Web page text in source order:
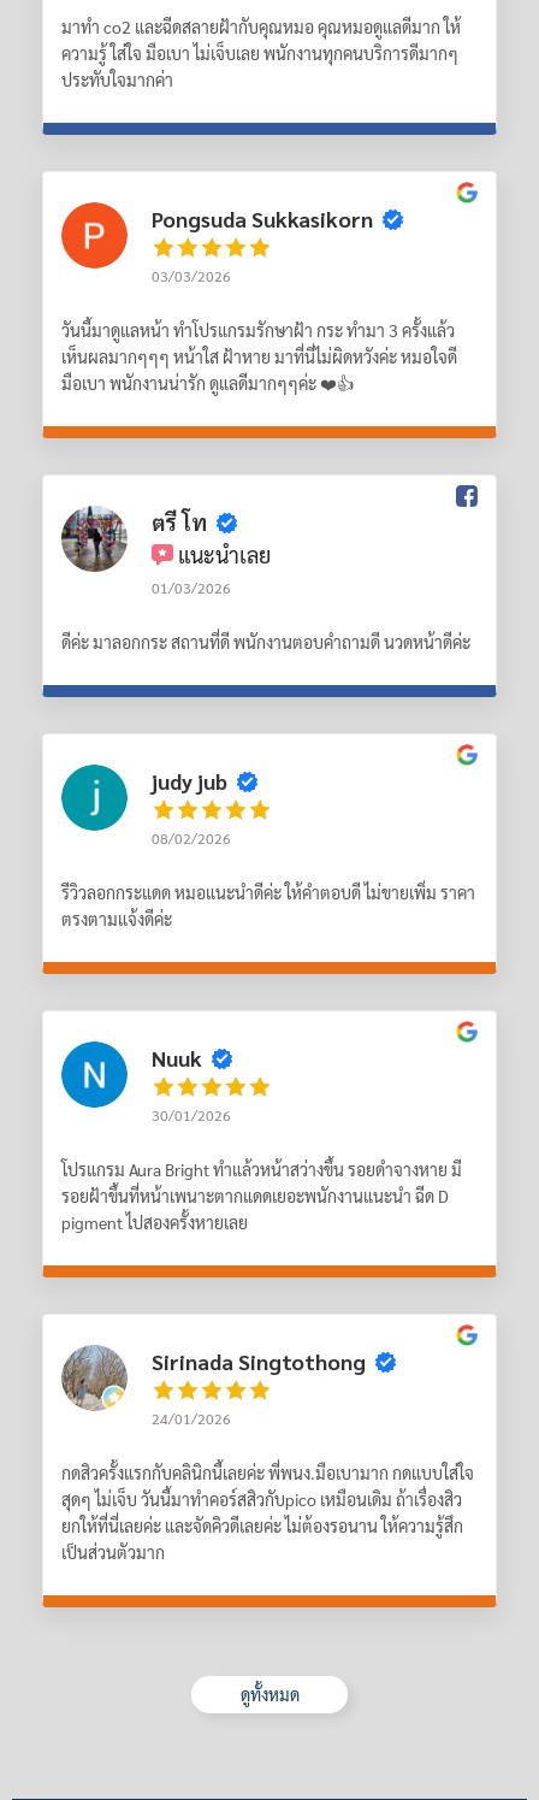
มาทำ co2 และฉีดสลายฝ้ากับคุณหมอ คุณหมอดูแลดีมาก ให้
ความรู้ ใส่ใจ มือเบา ไม่เจ็บเลย พนักงานทุกคนบริการดีมากๆ
ประทับใจมากค่า
Pongsuda Sukkasikorn
03/03/2026
วันนี้มาดูแลหน้า ทำโปรแกรมรักษาฝ้า กระ ทำมา 3 ครั้งแล้ว
เห็นผลมากๆๆๆ หน้าใส ฝ้าหาย มาที่นี่ไม่ผิดหวังค่ะ หมอใจดี
มือเบา พนักงานน่ารัก ดูแลดีมากๆๆค่ะ ❤️👍
ตรี โท
แนะนำเลย
01/03/2026
ดีค่ะ มาลอกกระ สถานที่ดี พนักงานตอบคำถามดี นวดหน้าดีค่ะ
judy jub
08/02/2026
รีวิวลอกกระแดด หมอแนะนำดีค่ะ ให้คำตอบดี ไม่ขายเพิ่ม ราคา
ตรงตามแจ้งดีค่ะ
Nuuk
30/01/2026
โปรแกรม Aura Bright ทำแล้วหน้าสว่างขึ้น รอยดำจางหาย มี
รอยฝ้าขึ้นที่หน้าเพนาะตากแดดเยอะพนักงานแนะนำ ฉีด D
pigment ไปสองครั้งหายเลย
Sirinada Singtothong
24/01/2026
กดสิวครั้งแรกกับคลินิกนี้เลยค่ะ พี่พนง.มือเบามาก กดแบบใส่ใจ
สุดๆ ไม่เจ็บ วันนี้มาทำคอร์สสิวกับpico เหมือนเดิม ถ้าเรื่องสิว
ยกให้ที่นี่เลยค่ะ และจัดคิวดีเลยค่ะ ไม่ต้องรอนาน ให้ความรู้สึก
เป็นส่วนตัวมาก
ดูทั้งหมด